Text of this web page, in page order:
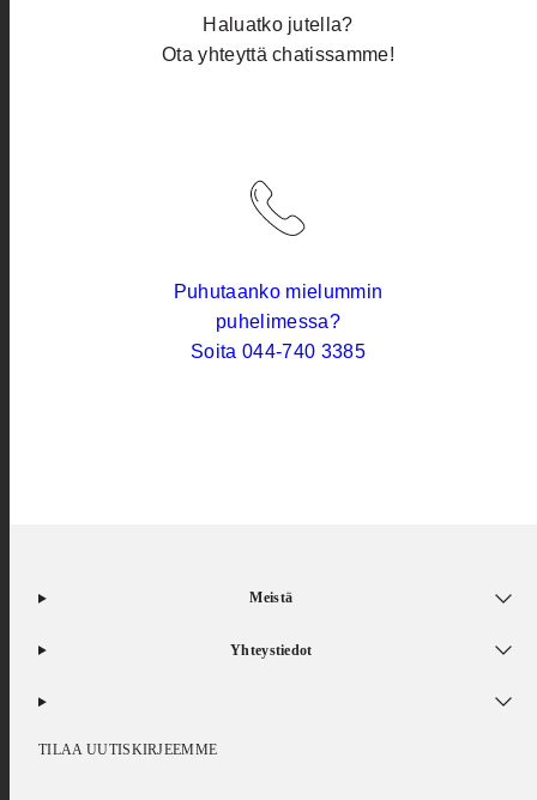
Haluatko jutella?
Ota yhteyttä chatissamme!
Puhutaanko mielummin
puhelimessa?
Soita 044-740 3385
Meistä
Yhteystiedot
TILAA UUTISKIRJEEMME